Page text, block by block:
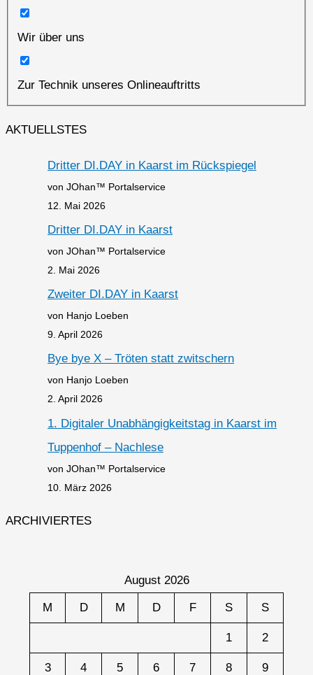
Wir über uns
Zur Technik unseres Onlineauftritts
AKTUELLSTES
Dritter DI.DAY in Kaarst im Rückspiegel
von JOhan™ Portalservice
12. Mai 2026
Dritter DI.DAY in Kaarst
von JOhan™ Portalservice
2. Mai 2026
Zweiter DI.DAY in Kaarst
von Hanjo Loeben
9. April 2026
Bye bye X – Tröten statt zwitschern
von Hanjo Loeben
2. April 2026
1. Digitaler Unabhängigkeitstag in Kaarst im
Tuppenhof – Nachlese
von JOhan™ Portalservice
10. März 2026
ARCHIVIERTES
August 2026
M D M D F S S
1 2
3 4 5 6 7 8 9